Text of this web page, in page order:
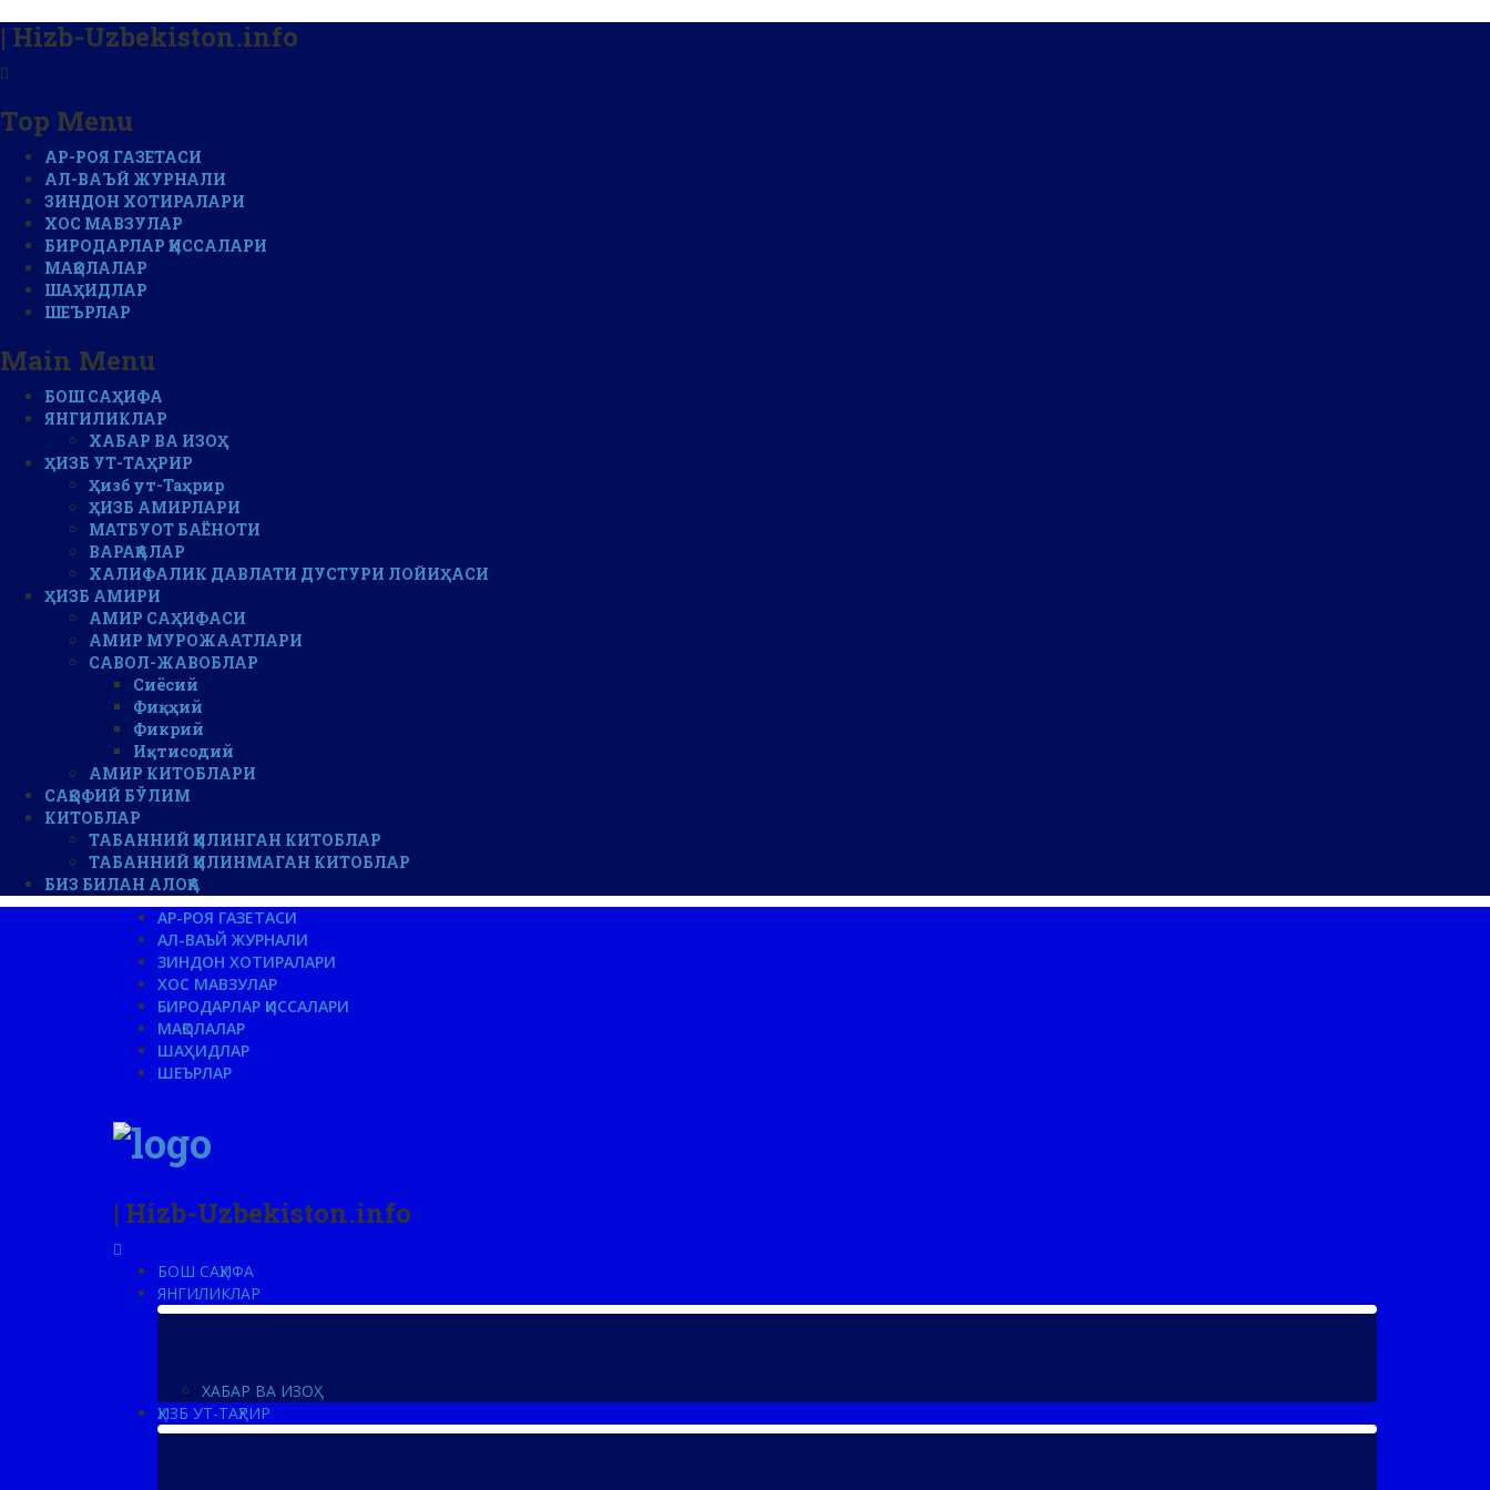
| Hizb-Uzbekiston.info
Top Menu
АР-РОЯ ГАЗЕТАСИ
АЛ-ВАЪЙ ЖУРНАЛИ
ЗИНДОН ХОТИРАЛАРИ
ХОС МАВЗУЛАР
БИРОДАРЛАР ҚИССАЛАРИ
МАҚОЛАЛАР
ШАҲИДЛАР
ШЕЪРЛАР
Main Menu
БОШ САҲИФА
ЯНГИЛИКЛАР
ХАБАР ВА ИЗОҲ
ҲИЗБ УТ-ТАҲРИР
Ҳизб ут-Таҳрир
ҲИЗБ АМИРЛАРИ
МАТБУОТ БАЁНОТИ
ВАРАҚАЛАР
ХАЛИФАЛИК ДАВЛАТИ ДУСТУРИ ЛОЙИҲАСИ
ҲИЗБ АМИРИ
АМИР САҲИФАСИ
АМИР МУРОЖААТЛАРИ
САВОЛ-ЖАВОБЛАР
Сиёсий
Фиқҳий
Фикрий
Иқтисодий
АМИР КИТОБЛАРИ
САҚОФИЙ БЎЛИМ
КИТОБЛАР
ТАБАННИЙ ҚИЛИНГАН КИТОБЛАР
ТАБАННИЙ ҚИЛИНМАГАН КИТОБЛАР
БИЗ БИЛАН АЛОҚА
АР-РОЯ ГАЗЕТАСИ
АЛ-ВАЪЙ ЖУРНАЛИ
ЗИНДОН ХОТИРАЛАРИ
ХОС МАВЗУЛАР
БИРОДАРЛАР ҚИССАЛАРИ
МАҚОЛАЛАР
ШАҲИДЛАР
ШЕЪРЛАР
| Hizb-Uzbekiston.info
БОШ САҲИФА
ЯНГИЛИКЛАР
ХАБАР ВА ИЗОҲ
ҲИЗБ УТ-ТАҲРИР